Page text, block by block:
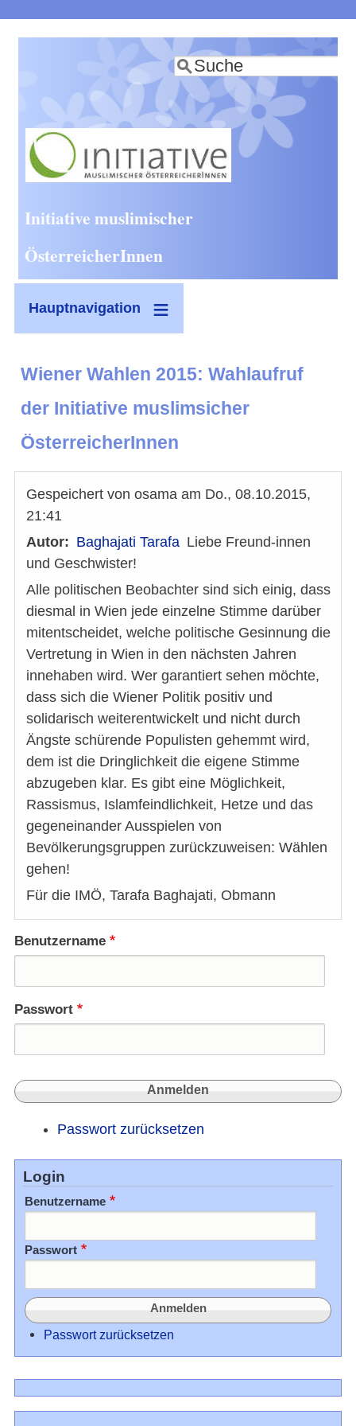
zum
Inhalt
Suche
Initiative muslimischer
ÖsterreicherInnen
Hauptnavigation
Wiener Wahlen 2015: Wahlaufruf
der Initiative muslimsicher
ÖsterreicherInnen
Gespeichert von osama am Do., 08.10.2015,
21:41
Autor
Baghajati Tarafa Liebe Freund-innen
und Geschwister!
Alle politischen Beobachter sind sich einig, dass
diesmal in Wien jede einzelne Stimme darüber
mitentscheidet, welche politische Gesinnung die
Vertretung in Wien in den nächsten Jahren
innehaben wird. Wer garantiert sehen möchte,
dass sich die Wiener Politik positiv und
solidarisch weiterentwickelt und nicht durch
Ängste schürende Populisten gehemmt wird,
dem ist die Dringlichkeit die eigene Stimme
abzugeben klar. Es gibt eine Möglichkeit,
Rassismus, Islamfeindlichkeit, Hetze und das
gegeneinander Ausspielen von
Bevölkerungsgruppen zurückzuweisen: Wählen
gehen!
Für die IMÖ, Tarafa Baghajati, Obmann
Benutzername
Passwort
Passwort zurücksetzen
Login
Benutzername
Passwort
Passwort zurücksetzen